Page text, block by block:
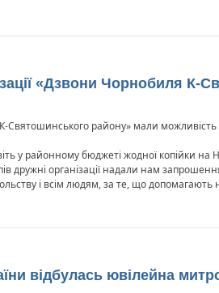
«Дзвони Чорнобиля
Святошинського району» мали
у районному бюджеті жодної копійки на
дружні організації надали нам
і всім людям, за те, що
відбулась ювілейна